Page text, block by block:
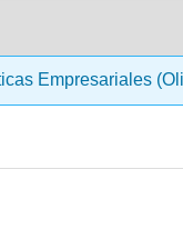
Empresariales